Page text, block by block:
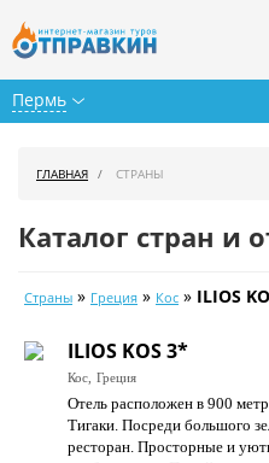
Пермь
Календарь туров
Цены дня
Страны
ГЛАВНАЯ СТРАНЫ
Каталог стран и
Страны » Греция » Кос » ILIOS
ILIOS KOS 3*
Кос, Греция
Отель расположен в 900
Тигаки. Посреди большого
ресторан. Просторные и